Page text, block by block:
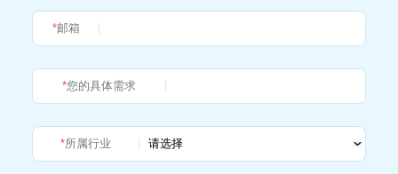
*邮箱
*您的具体需求
*所属行业